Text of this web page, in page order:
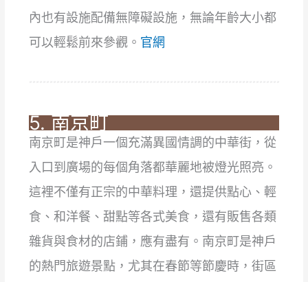
內也有設施配備無障礙設施，無論年齡大小都
可以輕鬆前來參觀。 官網
5. 南京町
南京町是神戶一個充滿異國情調的中華街，從
入口到廣場的每個角落都華麗地被燈光照亮。
這裡不僅有正宗的中華料理，還提供點心、輕
食、和洋餐、甜點等各式美食，還有販售各類
雜貨與食材的店鋪，應有盡有。南京町是神戶
的熱門旅遊景點，尤其在春節等節慶時，街區